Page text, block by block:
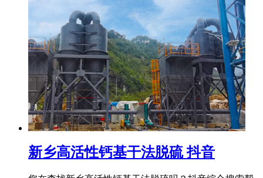
新乡高活性钙基干法脱硫 抖音